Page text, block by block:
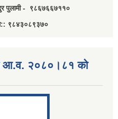
पुलामी - ९८६७६६७११०
९८४३०८९३७०
आ.व. २०८०।८१ को